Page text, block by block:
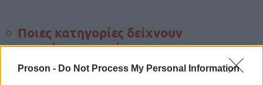
Proson - Do Not Process My Personal Information
Ποιες κατηγορίες δείχνουν
υποχώρηση τιμών
Ο Γενικός Γραμματέας ανέφερε ότι αρκετά βασικά